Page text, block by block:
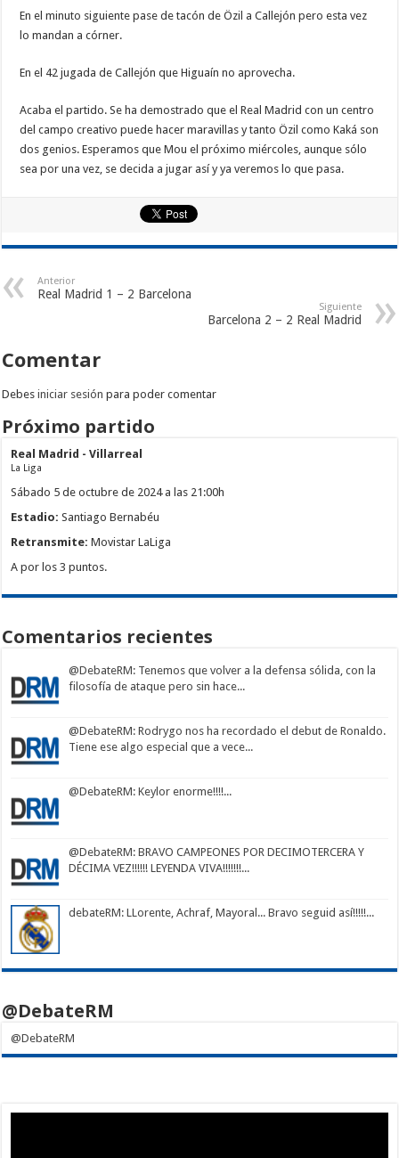
En el minuto siguiente pase de tacón de Özil a Callejón pero esta vez
lo mandan a córner.
En el 42 jugada de Callejón que Higuaín no aprovecha.
Acaba el partido. Se ha demostrado que el Real Madrid con un centro
del campo creativo puede hacer maravillas y tanto Özil como Kaká son
dos genios. Esperamos que Mou el próximo miércoles, aunque sólo
sea por una vez, se decida a jugar así y ya veremos lo que pasa.
Anterior
Real Madrid 1 – 2 Barcelona
Siguiente
Barcelona 2 – 2 Real Madrid
Comentar
Debesiniciar sesión para poder comentar
Próximo partido
Real Madrid - Villarreal
La Liga
Sábado 5 de octubre de 2024 a las 21:00h
Estadio: Santiago Bernabéu
Retransmite: Movistar LaLiga
A por los 3 puntos.
Comentarios recientes
@DebateRM: Tenemos que volver a la defensa sólida, con la
filosofía de ataque pero sin hace...
@DebateRM: Rodrygo nos ha recordado el debut de Ronaldo.
Tiene ese algo especial que a vece...
@DebateRM: Keylor enorme!!!!...
@DebateRM: BRAVO CAMPEONES POR DECIMOTERCERA Y
DÉCIMA VEZ!!!!!! LEYENDA VIVA!!!!!!!...
debateRM: LLorente, Achraf, Mayoral... Bravo seguid así!!!!!...
@DebateRM
@DebateRM